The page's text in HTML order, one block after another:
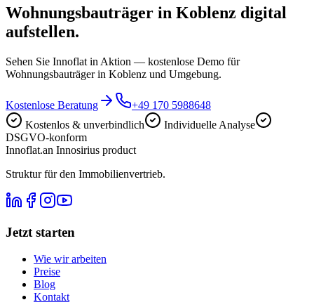
Wohnungsbauträger in Koblenz digital
aufstellen.
Sehen Sie Innoflat in Aktion — kostenlose Demo für
Wohnungsbauträger in Koblenz und Umgebung.
Kostenlose Beratung
+49 170 5988648
Kostenlos & unverbindlich
Individuelle Analyse
DSGVO-konform
Innoflat.an Innosirius product
Struktur für den Immobilienvertrieb.
Jetzt starten
Wie wir arbeiten
Preise
Blog
Kontakt